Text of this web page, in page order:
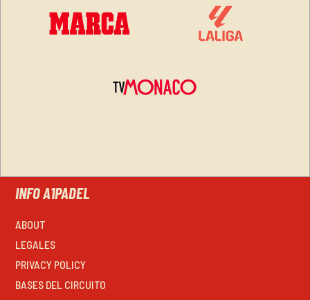
INFO A1PADEL
ABOUT
LEGALES
PRIVACY POLICY
BASES DEL CIRCUITO